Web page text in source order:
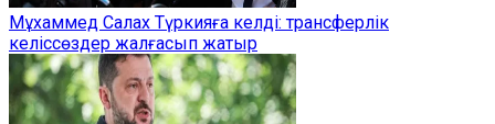
Мұхаммед Салах Түркияға келді: трансферлік
келіссөздер жалғасып жатыр